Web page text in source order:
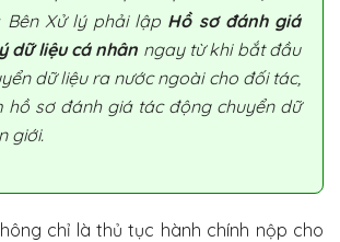
Bên Xử lý phải lập Hồ sơ đánh giá
dữ liệu cá nhân ngay từ khi bắt đầu
dữ liệu ra nước ngoài cho đối tác,
hồ sơ đánh giá tác động chuyển dữ
giới.
chỉ là thủ tục hành chính nộp cho